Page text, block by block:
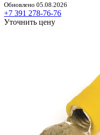
Обновлено 05.08.2026
+7 391 278-76-76
Уточнить цену